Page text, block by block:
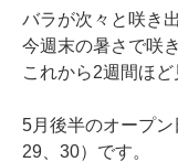
バラが次々と咲き
今週末の暑さで咲
これから2週間ほど
5月後半のオープン
29、30）です。